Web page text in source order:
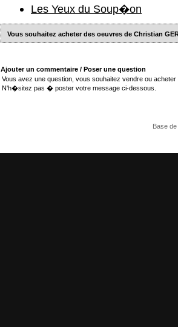
Les Yeux du Soup�on
Vous souhaitez acheter des oeuvres de Christian
Ajouter un commentaire / Poser une question
Vous avez une question, vous souhaitez vendre ou
N'h�sitez pas � poster votre message ci-dessous.
Base